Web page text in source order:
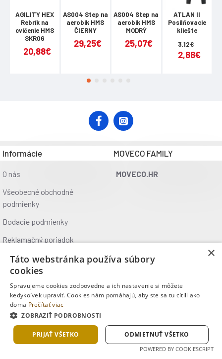
AGILITY HEX
Rebrík na
cvičenie HMS
SKR06
20,88€
AS004 Step na
aerobik HMS
ČIERNY
29,25€
AS004 Step na
aerobik HMS
MODRÝ
25,07€
ATLAN II
Posilňovacie
kliešte
2,88€
3,12€
Informácie
O nás
Všeobecné obchodné
podmienky
Dodacie podmienky
Reklamačný poriadok
Ochrana údajov
Kontakt
Kde nás nájdete
MOVECO FAMILY
MOVECO.HR
Copyright © 2025, MOVECO s.r.o., Všetky práva vyhradené
×
Táto webstránka používa súbory
cookies
Spravujeme cookies zodpovedne a ich nastavenie si môžete
kedykoľvek upraviť. Cookies nám pomáhajú, aby ste sa tu cítili ako
doma Prečítať viac
ZOBRAZIŤ PODROBNOSTI
PRIJAŤ VŠETKO ODMIETNUŤ VŠETKO
POWERED BY COOKIESCRIPT